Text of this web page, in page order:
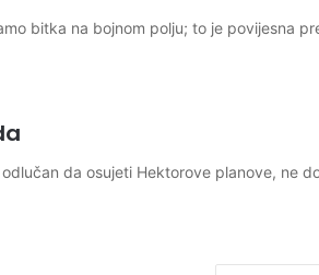
bitka na bojnom polju; to je povijesna
da osujeti Hektorove planove, ne